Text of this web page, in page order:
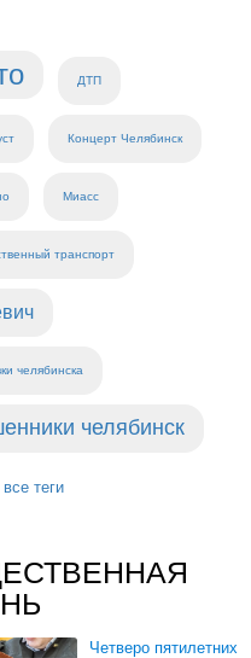
ДТП
Концерт Челябинск
Миасс
транспорт
челябинска
челябинск
теги
Четверо пятилетних